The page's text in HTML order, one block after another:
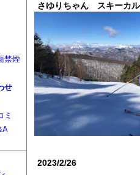
さゆりちゃん スキーカ
2023/2/26
禁煙
せ
ミ